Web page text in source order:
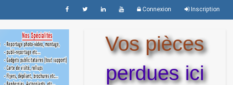
Connexion Inscription
Vos pièces
perdues ici